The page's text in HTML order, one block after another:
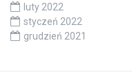
luty 2022
styczeń 2022
grudzień 2021